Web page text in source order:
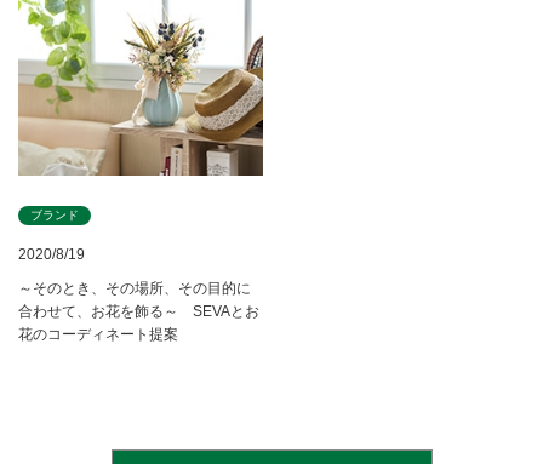
2020/8/19
ブランド
～そのとき、その場所、その目的に
合わせて、お花を飾る～ SEVAとお
花のコーディネート提案